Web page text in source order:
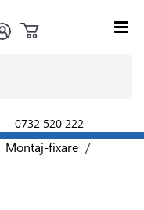
0732 520 222
Montaj-fixare /